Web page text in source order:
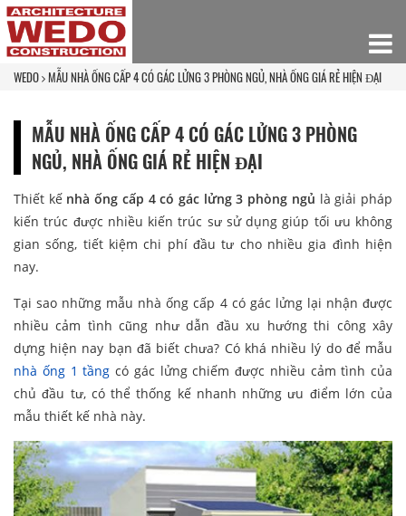
WEDO MẪU NHÀ ỐNG CẤP 4 CÓ GÁC LỬNG 3 PHÒNG NGỦ, NHÀ ỐNG GIÁ RẺ HIỆN ĐẠI
MẪU NHÀ ỐNG CẤP 4 CÓ GÁC LỬNG 3 PHÒNG
NGỦ, NHÀ ỐNG GIÁ RẺ HIỆN ĐẠI
Thiết kế nhà ống cấp 4 có gác lửng 3 phòng ngủ là giải pháp
kiến trúc được nhiều kiến trúc sư sử dụng giúp tối ưu không
gian sống, tiết kiệm chi phí đầu tư cho nhiều gia đình hiện
nay.
Tại sao những mẫu nhà ống cấp 4 có gác lửng lại nhận được
nhiều cảm tình cũng như dẫn đầu xu hướng thi công xây
dựng hiện nay bạn đã biết chưa? Có khá nhiều lý do để mẫu
nhà ống 1 tầng có gác lửng chiếm được nhiều cảm tình của
chủ đầu tư, có thể thống kế nhanh những ưu điểm lớn của
mẫu thiết kế nhà này.